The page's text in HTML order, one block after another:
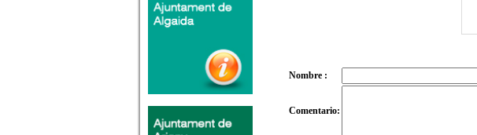
Nombre :
Comentario: